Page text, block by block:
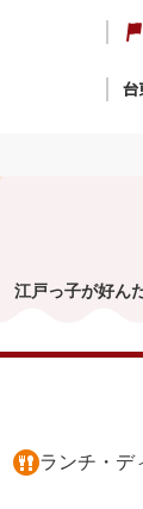
台
江戸っ子が好ん
ランチ・デ